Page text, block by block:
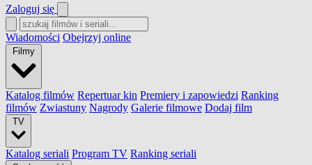
Zaloguj się
Wiadomości Obejrzyj online
Filmy
Katalog filmów Repertuar kin Premiery i zapowiedzi Ranking
filmów Zwiastuny Nagrody Galerie filmowe Dodaj film
TV
Katalog seriali Program TV Ranking seriali